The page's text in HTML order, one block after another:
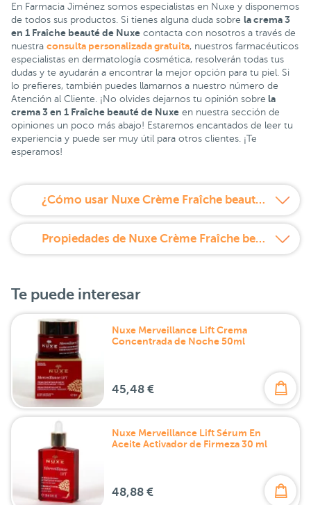
En Farmacia Jiménez somos especialistas en Nuxe y disponemos
de todos sus productos. Si tienes alguna duda sobre la crema 3
en 1 Fraîche beauté de Nuxe contacta con nosotros a través de
nuestra consulta personalizada gratuita, nuestros farmacéuticos
especialistas en dermatología cosmética, resolverán todas tus
dudas y te ayudarán a encontrar la mejor opción para tu piel. Si
lo prefieres, también puedes llamarnos a nuestro número de
Atención al Cliente. ¡No olvides dejarnos tu opinión sobre la
crema 3 en 1 Fraîche beauté de Nuxe en nuestra sección de
opiniones un poco más abajo! Estaremos encantados de leer tu
experiencia y puede ser muy útil para otros clientes. ¡Te
esperamos!
¿Cómo usar Nuxe Crème Fraîche beauté 3 en 1, Crema Hidratante 48h, Leche Desmaquillante, Mascarilla Repulpante?
Propiedades de Nuxe Crème Fraîche beauté 3 en 1, Crema Hidratante 48h, Leche Desmaquillante, Mascarilla Repulpante
Te puede interesar
Nuxe Merveillance Lift Crema
Concentrada de Noche 50ml
45,48 €
Nuxe Merveillance Lift Sérum En
Aceite Activador de Firmeza 30 ml
48,88 €